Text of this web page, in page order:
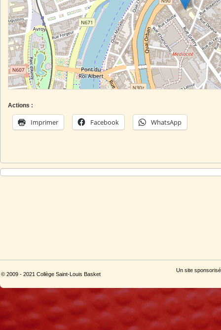
Actions :
Imprimer Facebook WhatsApp
© 2009 - 2021 Collège Saint-Louis Basket
Un site